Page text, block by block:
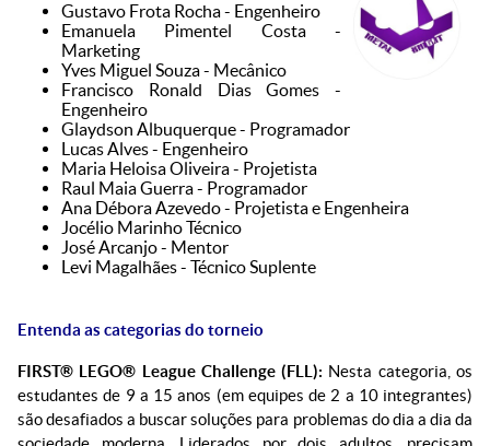
Gustavo Frota Rocha - Engenheiro
Emanuela Pimentel Costa -
Marketing
Yves Miguel Souza - Mecânico
Francisco Ronald Dias Gomes -
Engenheiro
Glaydson Albuquerque - Programador
Lucas Alves - Engenheiro
Maria Heloisa Oliveira - Projetista
Raul Maia Guerra - Programador
Ana Débora Azevedo - Projetista e Engenheira
Jocélio Marinho Técnico
⁠José Arcanjo - Mentor
⁠Levi Magalhães - Técnico Suplente
Entenda as categorias do torneio
FIRST® LEGO® League Challenge (FLL): Nesta categoria, os
estudantes de 9 a 15 anos (em equipes de 2 a 10 integrantes)
são desafiados a buscar soluções para problemas do dia a dia da